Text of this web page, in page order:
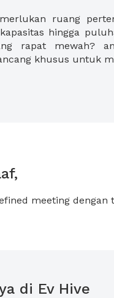
khusus untuk
meeting dengan
di Ev Hive